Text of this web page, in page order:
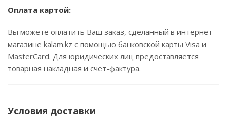
Оплата картой:
Вы можете оплатить Ваш заказ, сделанный в интернет-
магазине kalam.kz с помощью банковской карты Visa и
MasterCard. Для юридических лиц предоставляется
товарная накладная и счет-фактура.
Условия доставки